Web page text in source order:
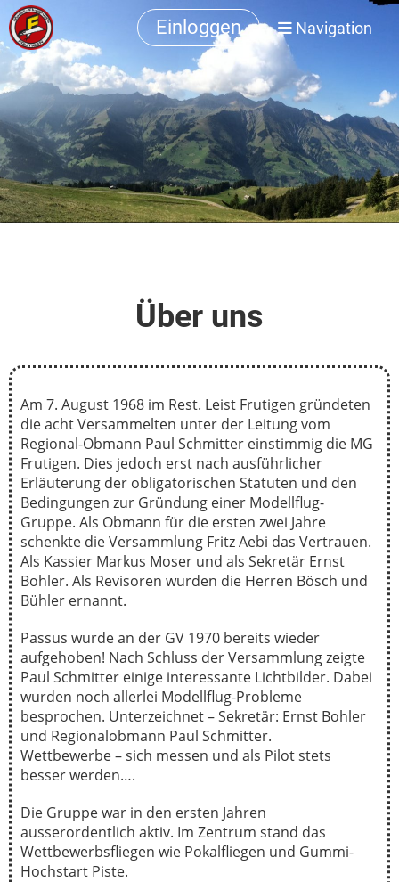
Einloggen Navigation
Über uns
Am 7. August 1968 im Rest. Leist Frutigen gründeten
die acht Versammelten unter der Leitung vom
Regional-Obmann Paul Schmitter einstimmig die MG
Frutigen. Dies jedoch erst nach ausführlicher
Erläuterung der obligatorischen Statuten und den
Bedingungen zur Gründung einer Modellflug-
Gruppe. Als Obmann für die ersten zwei Jahre
schenkte die Versammlung Fritz Aebi das Vertrauen.
Als Kassier Markus Moser und als Sekretär Ernst
Bohler. Als Revisoren wurden die Herren Bösch und
Bühler ernannt.
Passus wurde an der GV 1970 bereits wieder
aufgehoben! Nach Schluss der Versammlung zeigte
Paul Schmitter einige interessante Lichtbilder. Dabei
wurden noch allerlei Modellflug-Probleme
besprochen. Unterzeichnet – Sekretär: Ernst Bohler
und Regionalobmann Paul Schmitter.
Wettbewerbe – sich messen und als Pilot stets
besser werden….
Die Gruppe war in den ersten Jahren
ausserordentlich aktiv. Im Zentrum stand das
Wettbewerbsfliegen wie Pokalfliegen und Gummi-
Hochstart Piste.